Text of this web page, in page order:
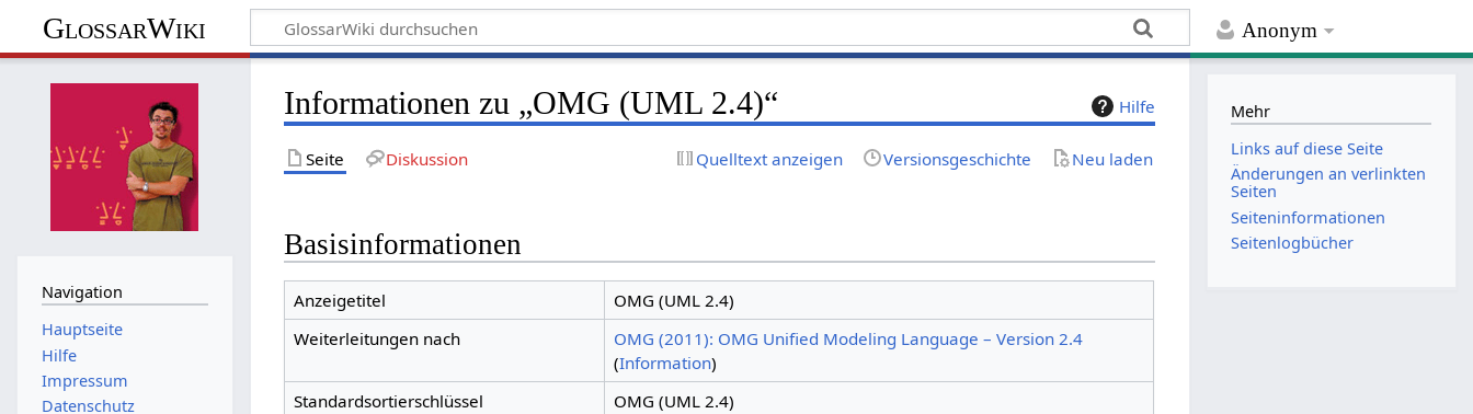
Anonym
GlossarWiki
Hilfe
Informationen zu „OMG (UML 2.4)“
Seite Diskussion Quelltext anzeigen Versionsgeschichte Neu laden
Basisinformationen
Anzeigetitel
OMG (UML 2.4)
Weiterleitungen nach
OMG (2011): OMG Unified Modeling Language – Version 2.4
(Information)
Standardsortierschlüssel
OMG (UML 2.4)
Navigation
Hauptseite
Hilfe
Impressum
Datenschutz
Mehr
Links auf diese Seite
Änderungen an verlinkten
Seiten
Seiten­­informationen
Seitenlogbücher